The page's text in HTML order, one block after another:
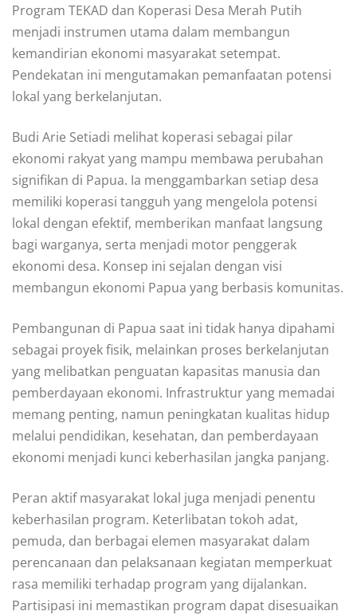
Program TEKAD dan Koperasi Desa Merah Putih
menjadi instrumen utama dalam membangun
kemandirian ekonomi masyarakat setempat.
Pendekatan ini mengutamakan pemanfaatan potensi
lokal yang berkelanjutan.
Budi Arie Setiadi melihat koperasi sebagai pilar
ekonomi rakyat yang mampu membawa perubahan
signifikan di Papua. Ia menggambarkan setiap desa
memiliki koperasi tangguh yang mengelola potensi
lokal dengan efektif, memberikan manfaat langsung
bagi warganya, serta menjadi motor penggerak
ekonomi desa. Konsep ini sejalan dengan visi
membangun ekonomi Papua yang berbasis komunitas.
Pembangunan di Papua saat ini tidak hanya dipahami
sebagai proyek fisik, melainkan proses berkelanjutan
yang melibatkan penguatan kapasitas manusia dan
pemberdayaan ekonomi. Infrastruktur yang memadai
memang penting, namun peningkatan kualitas hidup
melalui pendidikan, kesehatan, dan pemberdayaan
ekonomi menjadi kunci keberhasilan jangka panjang.
Peran aktif masyarakat lokal juga menjadi penentu
keberhasilan program. Keterlibatan tokoh adat,
pemuda, dan berbagai elemen masyarakat dalam
perencanaan dan pelaksanaan kegiatan memperkuat
rasa memiliki terhadap program yang dijalankan.
Partisipasi ini memastikan program dapat disesuaikan